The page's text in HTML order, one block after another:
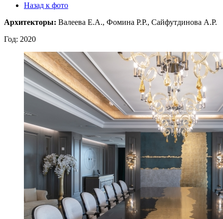
Назад к фото
Архитекторы: Валеева Е.А., Фомина Р.Р., Сайфутдинова А.Р.
Год: 2020